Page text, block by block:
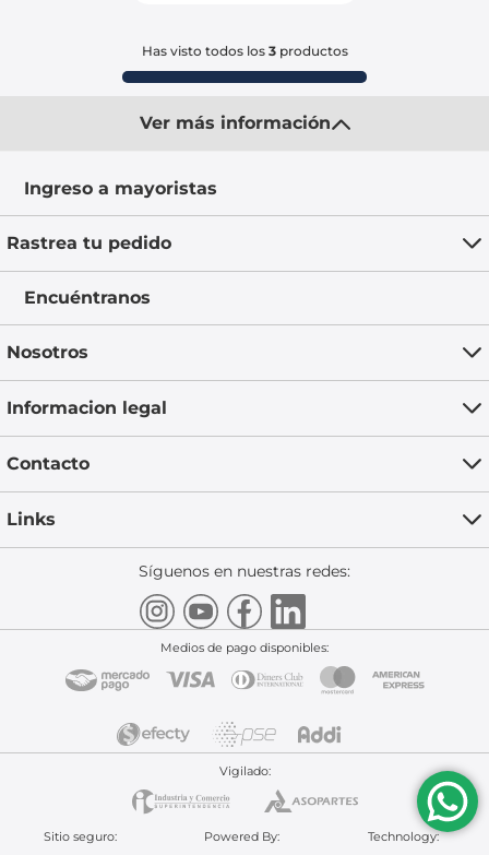
Has visto todos los 3productos
Ver más información
Ingreso a mayoristas
Rastrea tu pedido
Encuéntranos
Nosotros
Informacion legal
Contacto
Links
Síguenos en nuestras redes:
Medios de pago disponibles:
Vigilado:
Sitio seguro: Powered By: Technology: